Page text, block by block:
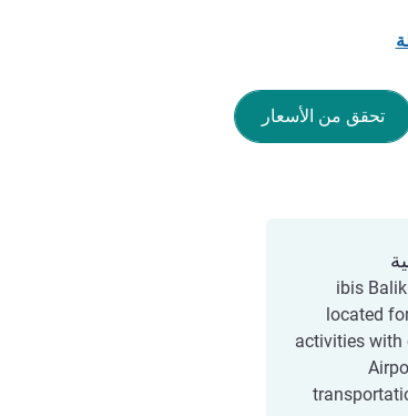
تحقق من الأسعار
ibis
located
activities with